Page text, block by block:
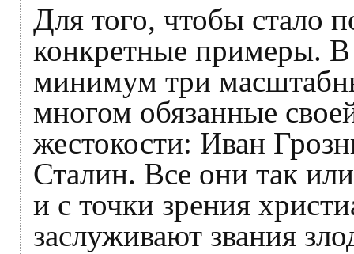
Для того, чтобы стало
конкретные примеры. В
минимум три
многом обязанные
жестокости: Иван
Сталин. Все они так
и с точки зрения
заслуживают звания